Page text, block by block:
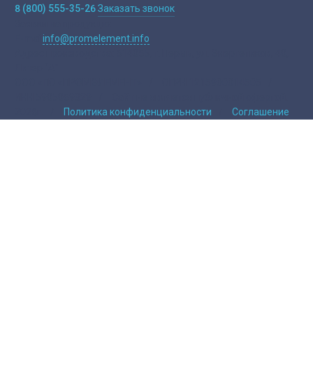
8 (800) 555-35-26Заказать звонок
info@promelement.info
Политика конфиденциальности Соглашение